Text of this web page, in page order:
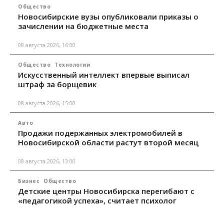
Общество
Новосибирские вузы опубликовали приказы о
зачислении на бюджетные места
08 августа 2026, 16:00
Общество Технологии
Искусственный интеллект впервые выписал
штраф за борщевик
08 августа 2026, 15:00
Авто
Продажи подержанных электромобилей в
Новосибирской области растут второй месяц
08 августа 2026, 13:00
Бизнес Общество
Детские центры Новосибирска перегибают с
«педагогикой успеха», считает психолог